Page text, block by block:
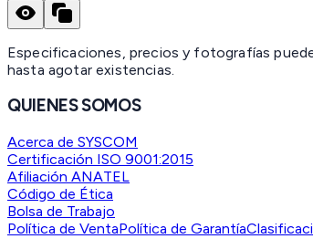
Especificaciones, precios y fotografías
hasta agotar existencias.
QUIENES SOMOS
Acerca de SYSCOM
Certificación ISO 9001:2015
Afiliación ANATEL
Código de Ética
Bolsa de Trabajo
Política de VentaPolítica de Garantía